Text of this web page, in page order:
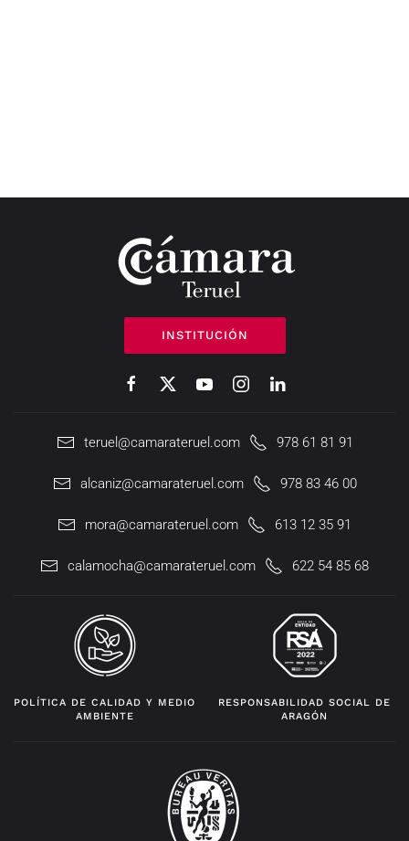
INSTITUCIÓN
teruel@camarateruel.com 978 61 81 91
alcaniz@camarateruel.com 978 83 46 00
mora@camarateruel.com 613 12 35 91
calamocha@camarateruel.com 622 54 85 68
POLÍTICA DE CALIDAD Y MEDIO
AMBIENTE
RESPONSABILIDAD SOCIAL DE
ARAGÓN